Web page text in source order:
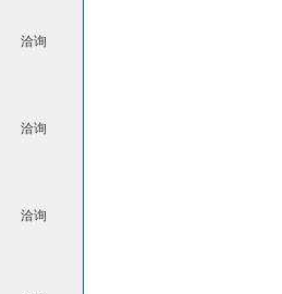
洽询
洽询
洽询